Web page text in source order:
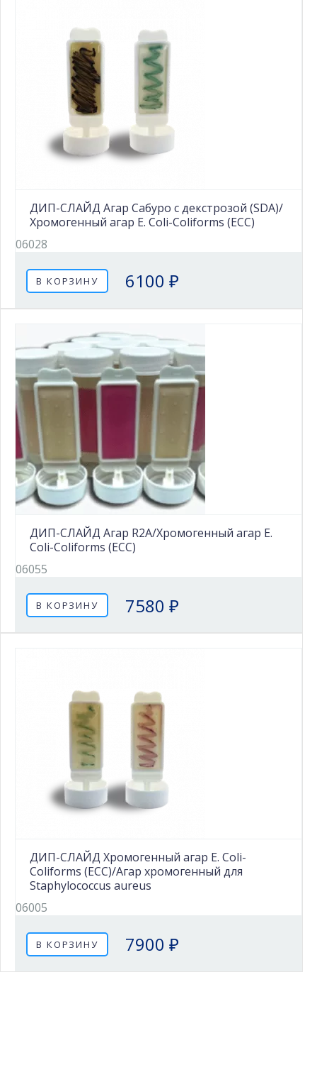
ДИП-СЛАЙД Агар Сабуро с декстрозой (SDA)/
Хромогенный агар E. Coli-Coliforms (ECC)
06028
В КОРЗИНУ 6100 ₽
ДИП-СЛАЙД Агар R2A/Хромогенный агар E.
Coli-Coliforms (ECC)
06055
В КОРЗИНУ 7580 ₽
ДИП-СЛАЙД Хромогенный агар E. Coli-
Coliforms (ECC)/Агар хромогенный для
Staphylococcus aureus
06005
В КОРЗИНУ 7900 ₽